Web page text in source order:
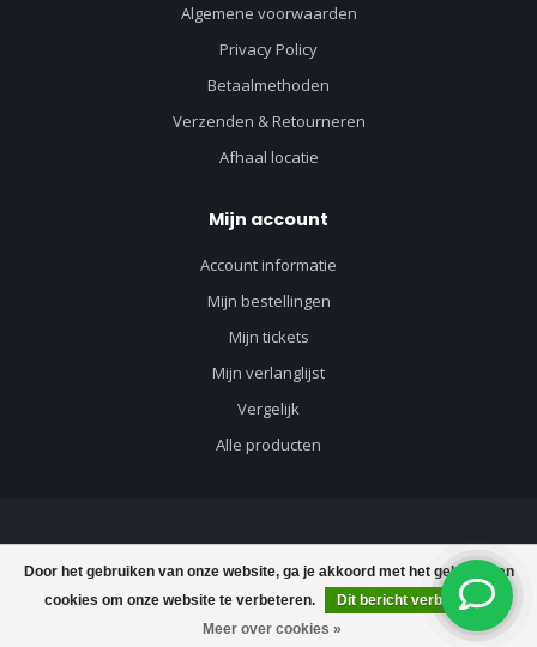
€3,60 Toevoegen aan winkelwagen
Door het gebruiken van onze website, ga je akkoord met het gebruik van
cookies om onze website te verbeteren.
Dit bericht verbergen
Meer over cookies »
Algemene voorwaarden
Privacy Policy
Betaalmethoden
Verzenden & Retourneren
Afhaal locatie
Mijn account
Account informatie
Mijn bestellingen
Mijn tickets
Mijn verlanglijst
Vergelijk
Alle producten
© Copyright 2026 Vloerenvisie voor vloeren en toebehoren - Powered by
Lightspeed-Lightspeed design byDyvelopment